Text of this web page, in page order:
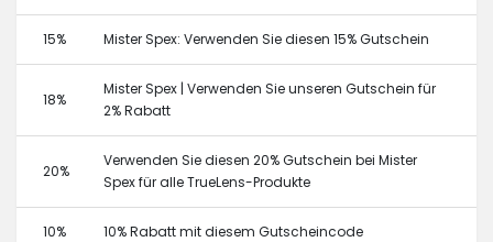
15% Mister Spex: Verwenden Sie diesen 15% Gutschein
18%
Mister Spex | Verwenden Sie unseren Gutschein für
2% Rabatt
20%
Verwenden Sie diesen 20% Gutschein bei Mister
Spex für alle TrueLens-Produkte
10% 10% Rabatt mit diesem Gutscheincode